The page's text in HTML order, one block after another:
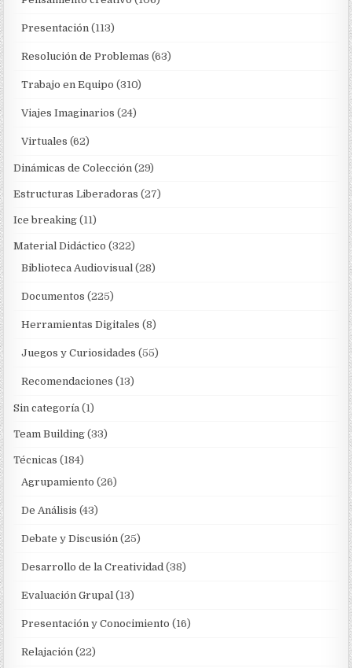
Presentación (113)
Resolución de Problemas (63)
Trabajo en Equipo (310)
Viajes Imaginarios (24)
Virtuales (62)
Dinámicas de Colección (29)
Estructuras Liberadoras (27)
Ice breaking (11)
Material Didáctico (322)
Biblioteca Audiovisual (28)
Documentos (225)
Herramientas Digitales (8)
Juegos y Curiosidades (55)
Recomendaciones (13)
Sin categoría (1)
Team Building (33)
Técnicas (184)
Agrupamiento (26)
De Análisis (43)
Debate y Discusión (25)
Desarrollo de la Creatividad (38)
Evaluación Grupal (13)
Presentación y Conocimiento (16)
Relajación (22)